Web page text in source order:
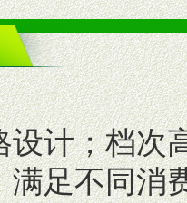
设计；档次
满足不同消